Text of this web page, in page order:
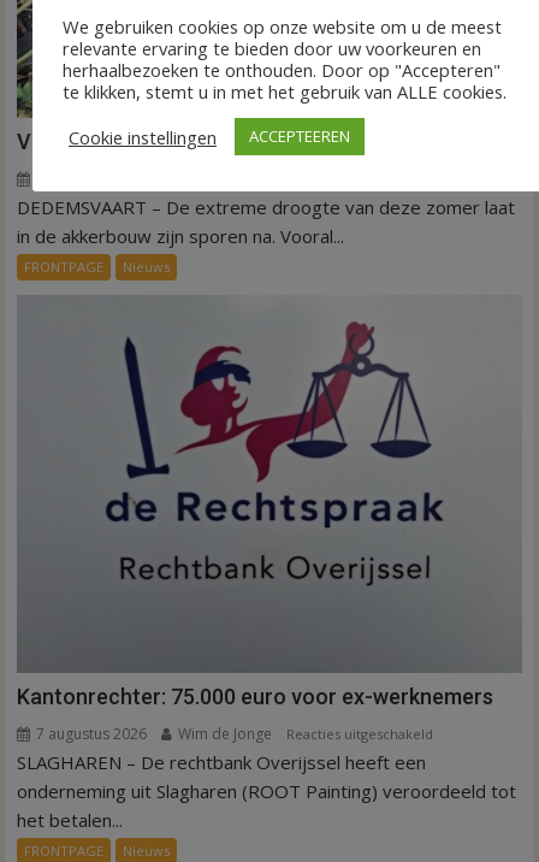
VIDEO Invloed droogte op aardappeloogst
VIDEO
DEDEMSVAART – De extreme droogte van deze zomer laat
in de akkerbouw zijn sporen na. Vooral...
FRONTPAGE Nieuws
Kantonrechter: 75.000 euro voor ex-werknemers
7 augustus 2026 Wim de Jonge Reacties uitgeschakeld
75.000
SLAGHAREN – De rechtbank Overijssel heeft een
onderneming uit Slagharen (ROOT Painting) veroordeeld tot
het betalen...
FRONTPAGE Nieuws
We gebruiken cookies op onze website om u de meest
relevante ervaring te bieden door uw voorkeuren en
herhaalbezoeken te onthouden. Door op "Accepteren"
te klikken, stemt u in met het gebruik van ALLE cookies.
Cookie instellingen
ACCEPTEEREN